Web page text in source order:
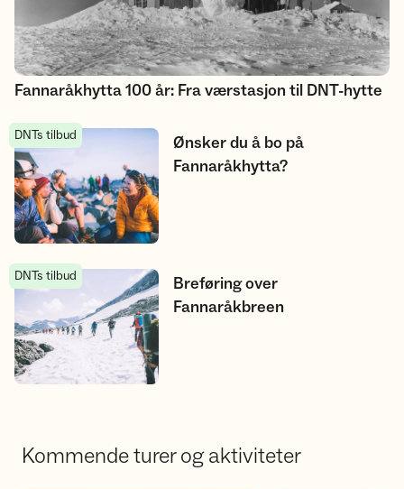
Fannaråkhytta 100 år: Fra værstasjon til DNT-hytte
Ønsker du å bo på Fannaråkhytta?
DNTs tilbud
Ønsker du å bo på
Fannaråkhytta?
Breføring over Fannaråkbreen
DNTs tilbud
Breføring over
Fannaråkbreen
Kommende turer og aktiviteter